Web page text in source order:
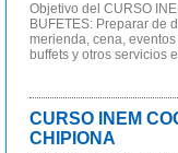
Objetivo del CURSO
BUFETES: Preparar de
merienda, cena,
buffets y otros servicios
CURSO INEM
CHIPIONA